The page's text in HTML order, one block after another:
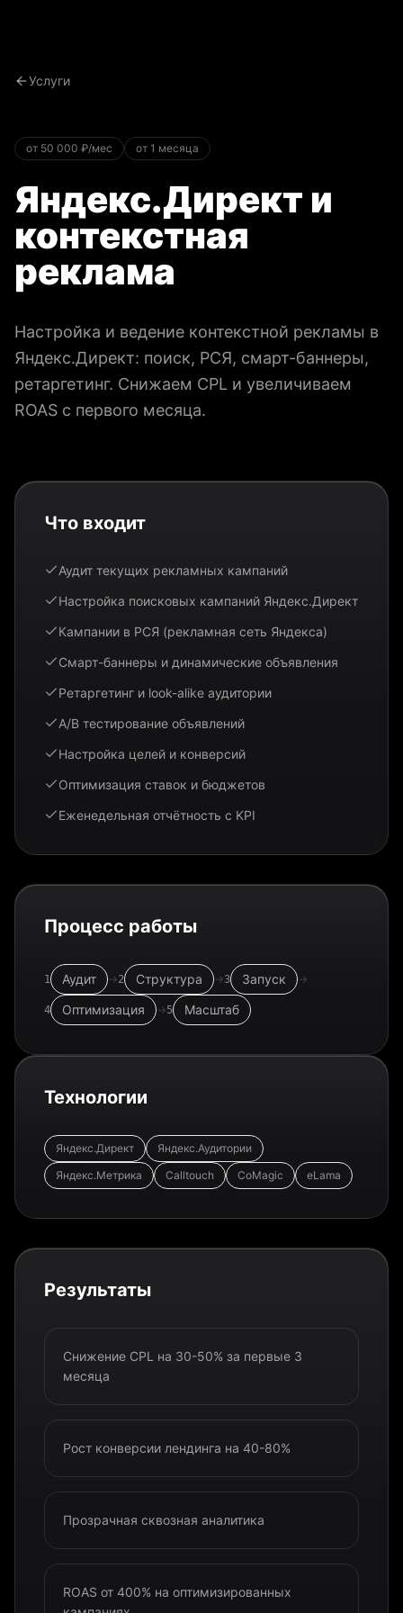
Услуги
от 50 000 ₽/мес от 1 месяца
Яндекс.Директ и
контекстная
реклама
Настройка и ведение контекстной рекламы в
Яндекс.Директ: поиск, РСЯ, смарт-баннеры,
ретаргетинг. Снижаем CPL и увеличиваем
ROAS с первого месяца.
Что входит
Аудит текущих рекламных кампаний
Настройка поисковых кампаний Яндекс.Директ
Кампании в РСЯ (рекламная сеть Яндекса)
Смарт-баннеры и динамические объявления
Ретаргетинг и look-alike аудитории
A/B тестирование объявлений
Настройка целей и конверсий
Оптимизация ставок и бюджетов
Еженедельная отчётность с KPI
Процесс работы
1 Аудит →2 Структура →3 Запуск →
4 Оптимизация →5 Масштаб
Технологии
Яндекс.Директ
Яндекс.Аудитории
Яндекс.Метрика
Calltouch CoMagic eLama
Результаты
Снижение CPL на 30-50% за первые 3
месяца
Рост конверсии лендинга на 40-80%
Прозрачная сквозная аналитика
ROAS от 400% на оптимизированных